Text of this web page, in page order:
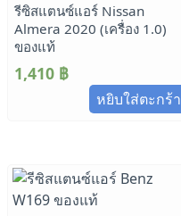
รีซิสแตนซ์แอร์ Nissan
Almera 2020 (เครื่อง 1.0)
ของแท้
1,410 ฿
หยิบใส่ตะกร้า